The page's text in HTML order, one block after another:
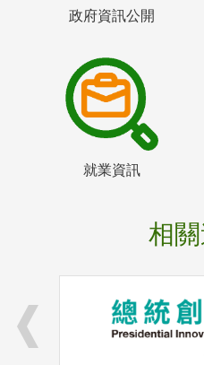
政府資訊公開
就業資訊
相